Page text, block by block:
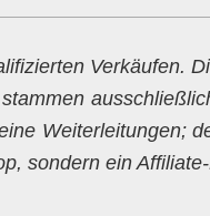
Verkäufen.
Weiterleitungen;
sondern ein